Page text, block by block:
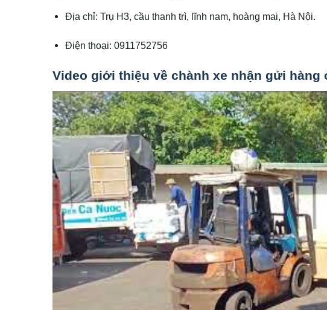
Địa chỉ: Trụ H3, cầu thanh trì, lĩnh nam, hoàng mai, Hà Nội.
Điện thoại: 0911752756
Video giới thiệu về chành xe nhận gửi hàng